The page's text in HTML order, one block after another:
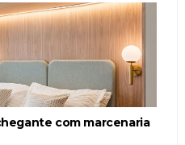
com marcenaria